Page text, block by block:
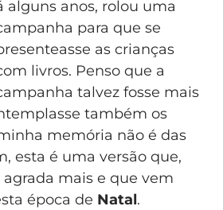
alguns anos, rolou uma
para que se
as crianças
livros. Penso que a
talvez fosse mais
também os
memória não é das
esta é uma versão que,
mais e que vem
época de Natal.